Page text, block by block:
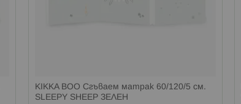
KIKKA BOO Сгъваем матрак 60/120/5 см.
SLEEPY SHEEP ЗЕЛЕН